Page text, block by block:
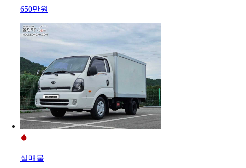
650만원
실매물